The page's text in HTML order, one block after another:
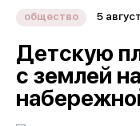
общество 5
Детскую
с землей